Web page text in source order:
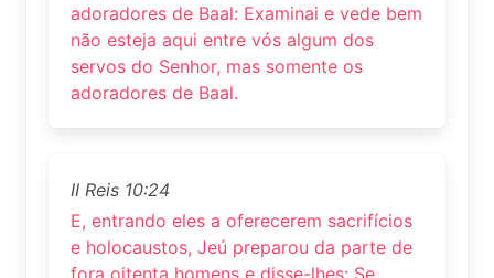
adoradores de Baal: Examinai e vede bem
não esteja aqui entre vós algum dos
servos do Senhor, mas somente os
adoradores de Baal.
II Reis 10:24
E, entrando eles a oferecerem sacrifícios
e holocaustos, Jeú preparou da parte de
fora oitenta homens e disse-lhes: Se